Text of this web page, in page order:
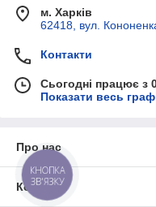
м. Харків
62418, вул.
Контакти
Сьогодні працює з
Показати весь
Про нас
Контакти
КНОПКА
ЗВ'ЯЗКУ